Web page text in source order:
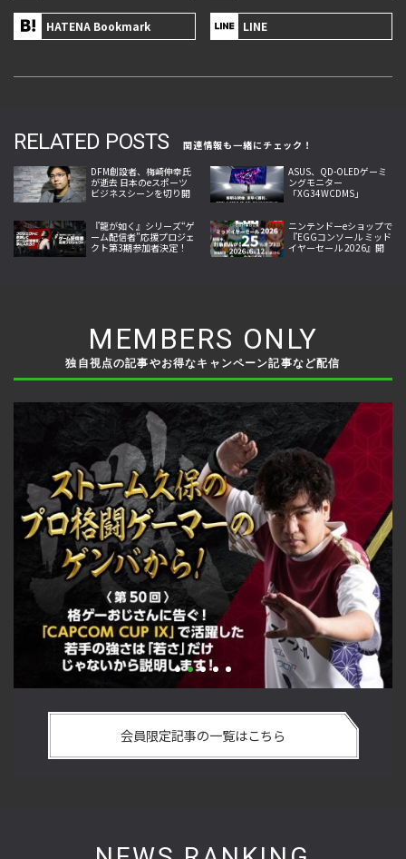
HATENA Bookmark LINE
RELATED POSTS
関連情報も一緒にチェック！
DFM創設者、梅崎伸幸氏
が逝去 日本のeスポーツ
ビジネスシーンを切り開
ASUS、QD-OLEDゲーミ
ングモニター
「XG34WCDMS」
『龍が如く』シリーズ“ゲ
ーム配信者”応援プロジェ
クト第3期参加者決定！
ニンテンドーeショップで
『EGGコンソール ミッド
イヤーセール 2026』開
MEMBERS ONLY
独自視点の記事やお得なキャンペーン記事など配信
の強さは 「若さ」だけじゃないから説明します！【ストーム
久保のプロ格闘ゲーマーのゲンバから！ 第50回】
会員限定記事の一覧はこちら